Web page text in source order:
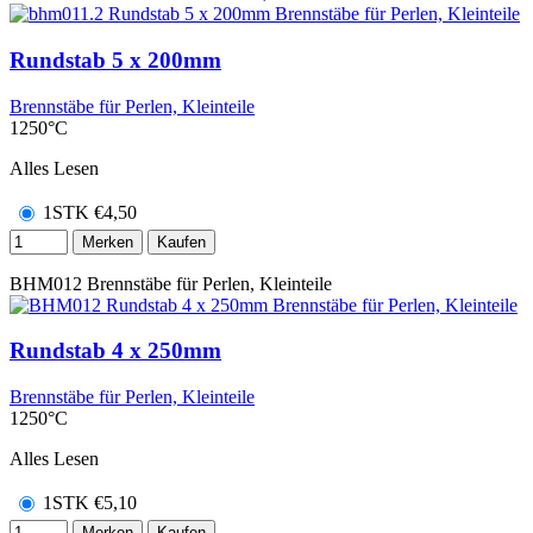
Rundstab 5 x 200mm
Brennstäbe für Perlen, Kleinteile
1250°C
Alles Lesen
1STK €4,50
Merken Kaufen
BHM012 Brennstäbe für Perlen, Kleinteile
Rundstab 4 x 250mm
Brennstäbe für Perlen, Kleinteile
1250°C
Alles Lesen
1STK €5,10